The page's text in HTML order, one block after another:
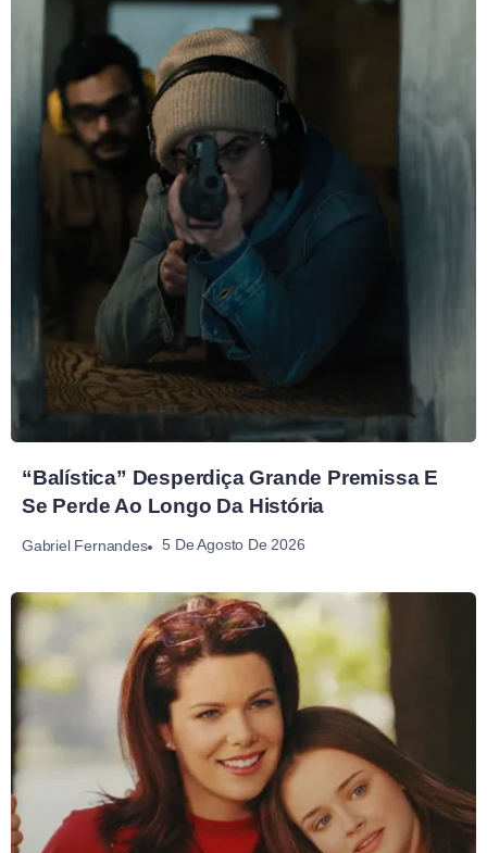
“Balística” Desperdiça Grande Premissa E
Se Perde Ao Longo Da História
Gabriel Fernandes 5 De Agosto De 2026